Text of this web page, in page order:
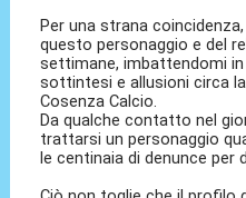
Per una strana
questo personaggio e del
settimane, imbattendomi
sottintesi e allusioni circa
Cosenza Calcio.
Da qualche contatto nel
trattarsi un personaggio
le centinaia di denunce